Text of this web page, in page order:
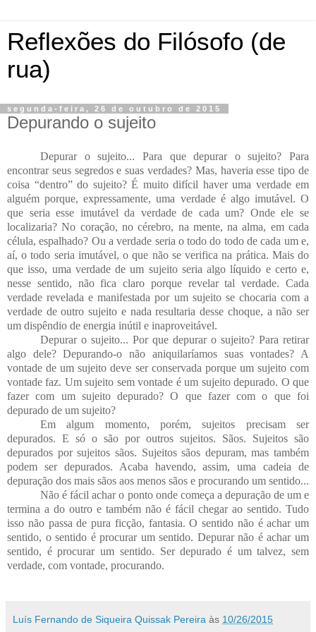
Reflexões do Filósofo (de
rua)
segunda-feira, 26 de outubro de 2015
Depurando o sujeito
Depurar o sujeito... Para que depurar o sujeito? Para
encontrar seus segredos e suas verdades? Mas, haveria esse tipo de
coisa “dentro” do sujeito? É muito difícil haver uma verdade em
alguém porque, expressamente, uma verdade é algo imutável. O
que seria esse imutável da verdade de cada um? Onde ele se
localizaria? No coração, no cérebro, na mente, na alma, em cada
célula, espalhado? Ou a verdade seria o todo do todo de cada um e,
aí, o todo seria imutável, o que não se verifica na prática. Mais do
que isso, uma verdade de um sujeito seria algo líquido e certo e,
nesse sentido, não fica claro porque revelar tal verdade. Cada
verdade revelada e manifestada por um sujeito se chocaria com a
verdade de outro sujeito e nada resultaria desse choque, a não ser
um dispêndio de energia inútil e inaproveitável.
Depurar o sujeito... Por que depurar o sujeito? Para retirar
algo dele? Depurando-o não aniquilaríamos suas vontades? A
vontade de um sujeito deve ser conservada porque um sujeito com
vontade faz. Um sujeito sem vontade é um sujeito depurado. O que
fazer com um sujeito depurado? O que fazer com o que foi
depurado de um sujeito?
Em algum momento, porém, sujeitos precisam ser
depurados. E só o são por outros sujeitos. Sãos. Sujeitos são
depurados por sujeitos sãos. Sujeitos sãos depuram, mas também
podem ser depurados. Acaba havendo, assim, uma cadeia de
depuração dos mais sãos aos menos sãos e procurando um sentido...
Não é fácil achar o ponto onde começa a depuração de um e
termina a do outro e também não é fácil chegar ao sentido. Tudo
isso não passa de pura ficção, fantasia. O sentido não é achar um
sentido, o sentido é procurar um sentido. Depurar não é achar um
sentido, é procurar um sentido. Ser depurado é um talvez, sem
verdade, com vontade, procurando.
Luís Fernando de Siqueira Quissak Pereira às 10/26/2015